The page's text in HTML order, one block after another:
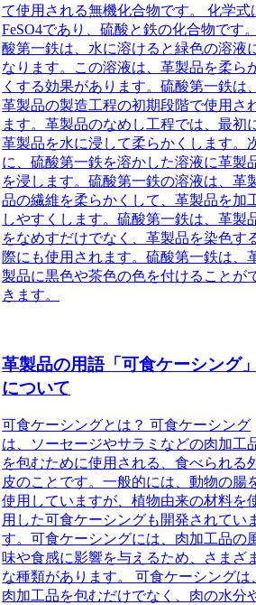
て使用される無機化合物です。 化学式
FeSO4であり、硫酸と鉄の化合物です
酸第一鉄は、水に溶けると緑色の溶液
なります。この溶液は、革製品を柔ら
くする効果があります。硫酸第一鉄は、
革製品の製造工程の初期段階で使用さ
ます。革製品のなめし工程では、最初
革製品を水に浸して柔らかくします。
に、硫酸第一鉄を溶かした溶液に革製
を浸します。硫酸第一鉄の溶液は、革
品の繊維を柔らかくして、革製品を加
しやすくします。硫酸第一鉄は、革製
をなめすだけでなく、革製品を染色す
際にも使用されます。硫酸第一鉄は、
製品に黒色や茶色の色を付けることが
きます。
革製品の用語「可食ケーシング」
について
可食ケーシングとは？ 可食ケーシング
は、ソーセージやサラミなどの肉加工
を包むために使用される、食べられる
皮のことです。一般的には、動物の腸
使用していますが、植物由来の材料を
用した可食ケーシングも開発されてい
す。可食ケーシングには、肉加工品の
味や食感に影響を与えるため、さまざ
な種類があります。 可食ケーシングは
肉加工品を包むだけでなく、肉の水分